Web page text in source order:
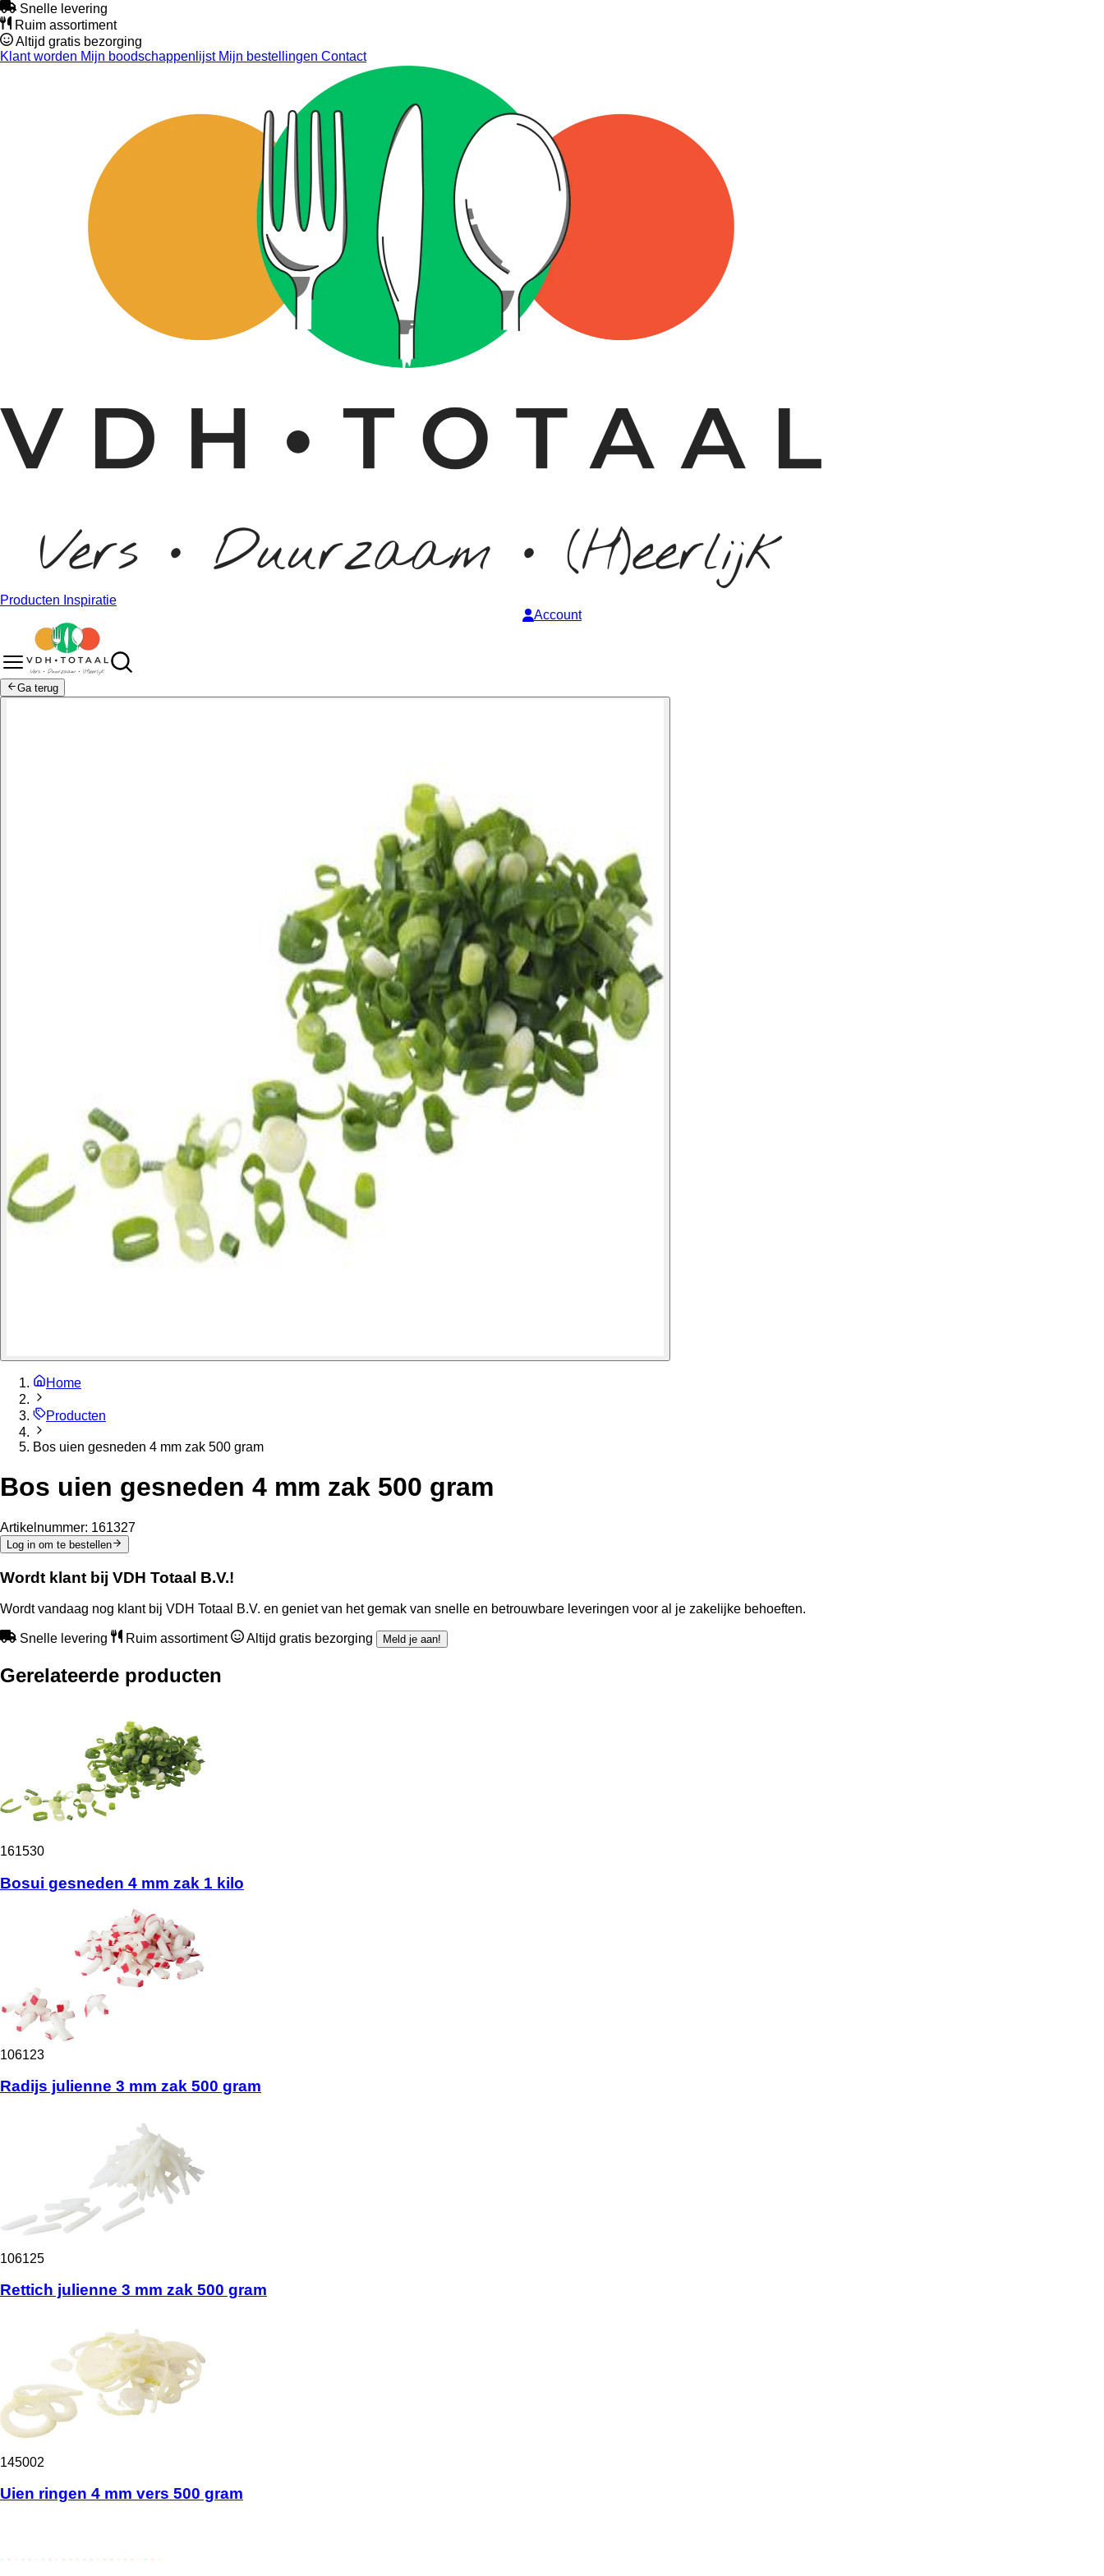
Snelle levering
Ruim assortiment
Altijd gratis bezorging
Klant worden Mijn boodschappenlijstMijn bestellingen Contact
Producten Inspiratie
Account
Ga terug
Home
Producten
Bos uien gesneden 4 mm zak 500 gram
Bos uien gesneden 4 mm zak 500 gram
Artikelnummer: 161327
Log in om te bestellen
Wordt klant bij VDH Totaal B.V.!
Wordt vandaag nog klant bij VDH Totaal B.V. en geniet van het gemak van snelle en betrouwbare leveringen voor al je zakelijke behoeften.
Snelle levering Ruim assortiment Altijd gratis bezorging Meld je aan!
Gerelateerde producten
161530
Bosui gesneden 4 mm zak 1 kilo
106123
Radijs julienne 3 mm zak 500 gram
106125
Rettich julienne 3 mm zak 500 gram
145002
Uien ringen 4 mm vers 500 gram